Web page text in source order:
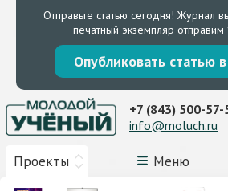
Отправьте статью сегодня! Журнал
печатный экземпляр отправим
Опубликовать статью
Проекты Меню
+7 (843) 500-57-
info@moluch.ru